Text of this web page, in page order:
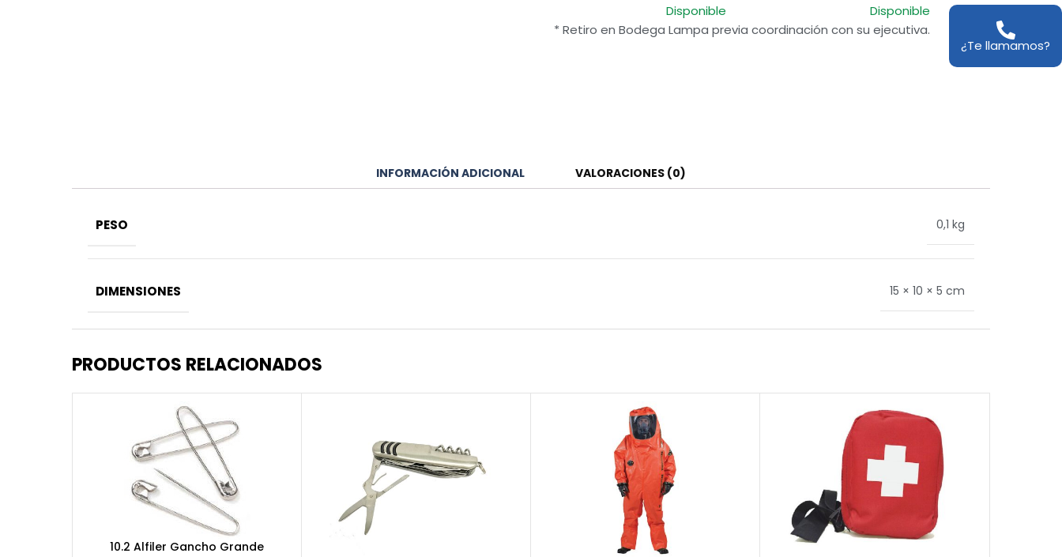
¿Te llamamos?
Disponible
Disponible
* Retiro en Bodega Lampa previa coordinación con su ejecutiva.
INFORMACIÓN ADICIONAL VALORACIONES (0)
PESO 0,1 kg
DIMENSIONES 15 × 10 × 5 cm
PRODUCTOS RELACIONADOS
10.2 Alfiler Gancho Grande